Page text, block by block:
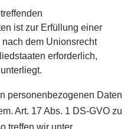
ist zur Erfüllung einer
dem Unionsrecht
erforderlich,
personenbezogenen Daten
Art. 17 Abs. 1 DS-GVO zu
treffen wir unter